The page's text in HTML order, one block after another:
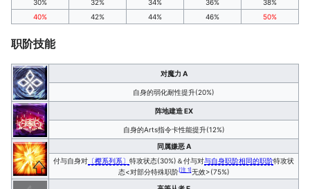
30% 32% 34% 36%
38%
40%
42% 44% 46% 50%
职阶技能
对魔力 A
自身的弱化耐性提升(20%)
阵地建造 EX
自身的Arts指令卡性能提升(12%)
同属嫌恶 A
付与自身对 〔樱系列系〕 特攻状态(30%)＆付与对与自身职阶相同的职阶特攻状
态<对部分特殊职阶[注 1]无效>(75%)